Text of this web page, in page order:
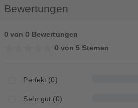
Bewertungen
0 von 0 Bewertungen
0 von 5 Sternen
Perfekt (0)
Sehr gut (0)